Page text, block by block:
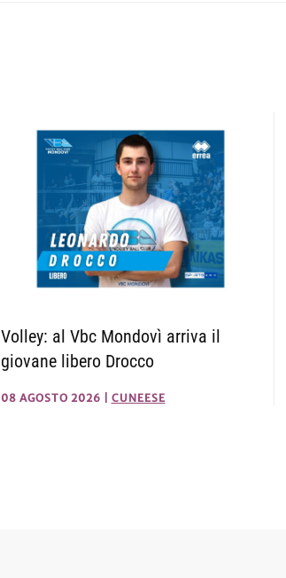
Volley: al Vbc Mondovì arriva il
giovane libero Drocco
08 AGOSTO 2026 CUNEESE